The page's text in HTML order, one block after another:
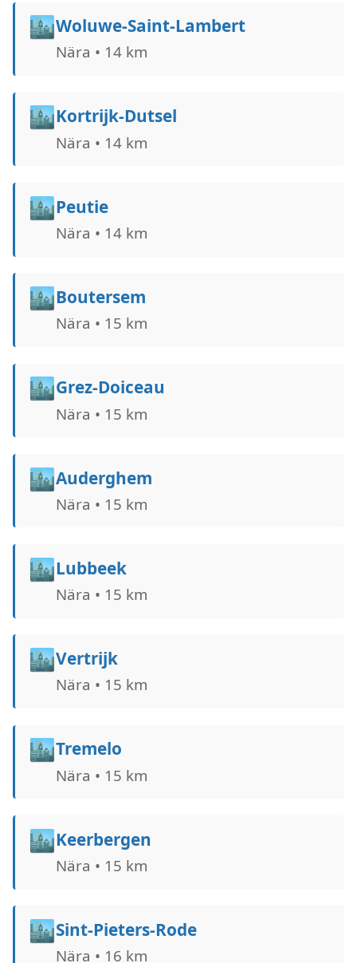
🏙️Woluwe-Saint-Lambert
Nära • 14 km
🏙️Kortrijk-Dutsel
Nära • 14 km
🏙️Peutie
Nära • 14 km
🏙️Boutersem
Nära • 15 km
🏙️Grez-Doiceau
Nära • 15 km
🏙️Auderghem
Nära • 15 km
🏙️Lubbeek
Nära • 15 km
🏙️Vertrijk
Nära • 15 km
🏙️Tremelo
Nära • 15 km
🏙️Keerbergen
Nära • 15 km
🏙️Sint-Pieters-Rode
Nära • 16 km